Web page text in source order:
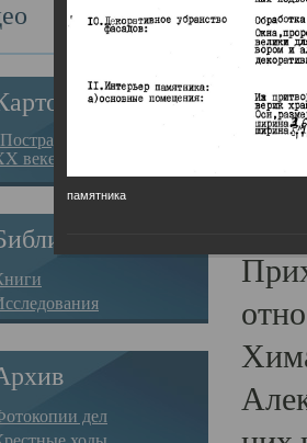
за веру в
веке на Севере”
дел
памятника